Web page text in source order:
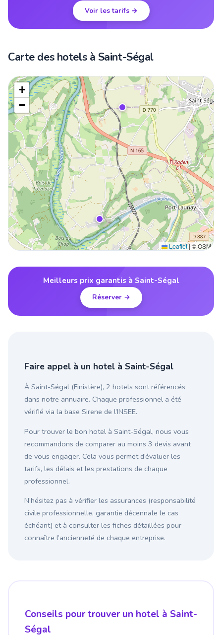
Voir les tarifs →
Carte des hotels à Saint-Ségal
+
−
Leaflet |© OSM
Meilleurs prix garantis à Saint-Ségal
Réserver →
Faire appel à un hotel à Saint-Ségal
À Saint-Ségal (Finistère), 2 hotels sont référencés
dans notre annuaire. Chaque professionnel a été
vérifié via la base Sirene de l’INSEE.
Pour trouver le bon hotel à Saint-Ségal, nous vous
recommandons de comparer au moins 3 devis avant
de vous engager. Cela vous permet d’évaluer les
tarifs, les délais et les prestations de chaque
professionnel.
N’hésitez pas à vérifier les assurances (responsabilité
civile professionnelle, garantie décennale le cas
échéant) et à consulter les fiches détaillées pour
connaître l’ancienneté de chaque entreprise.
Conseils pour trouver un hotel à Saint-
Ségal